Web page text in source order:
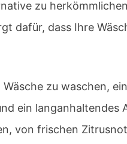
zu
dafür, dass Ihre
zu waschen,
ein langanhaltendes
von frischen